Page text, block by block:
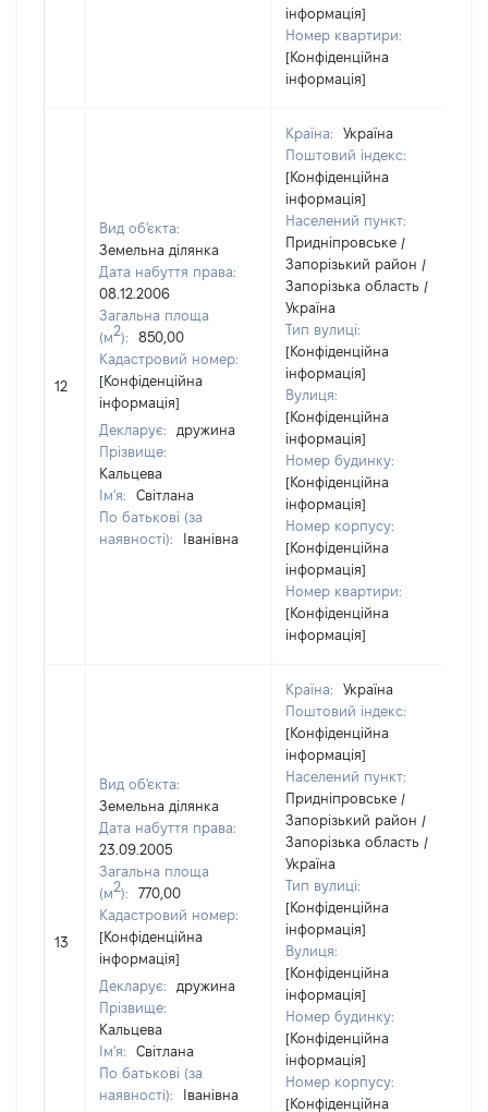
інформація]
Номер квартири:
[Конфіденційна
інформація]
12
Вид об'єкта:
Земельна ділянка
Дата набуття права:
08.12.2006
Загальна площа
(м2):
850,00
Кадастровий номер:
[Конфіденційна
інформація]
Декларує:
дружина
Прізвище:
Кальцева
Ім'я:
Світлана
По батькові (за
наявності):
Іванівна
Країна:
Україна
Поштовий індекс:
[Конфіденційна
інформація]
Населений пункт:
Придніпровське /
Запорізький район /
Запорізька область /
Україна
Тип вулиці:
[Конфіденційна
інформація]
Вулиця:
[Конфіденційна
інформація]
Номер будинку:
[Конфіденційна
інформація]
Номер корпусу:
[Конфіденційна
інформація]
Номер квартири:
[Конфіденційна
інформація]
13
Вид об'єкта:
Земельна ділянка
Дата набуття права:
23.09.2005
Загальна площа
(м2):
770,00
Кадастровий номер:
[Конфіденційна
інформація]
Декларує:
дружина
Прізвище:
Кальцева
Ім'я:
Світлана
По батькові (за
наявності):
Іванівна
Країна:
Україна
Поштовий індекс:
[Конфіденційна
інформація]
Населений пункт:
Придніпровське /
Запорізький район /
Запорізька область /
Україна
Тип вулиці:
[Конфіденційна
інформація]
Вулиця:
[Конфіденційна
інформація]
Номер будинку:
[Конфіденційна
інформація]
Номер корпусу:
[Конфіденційна